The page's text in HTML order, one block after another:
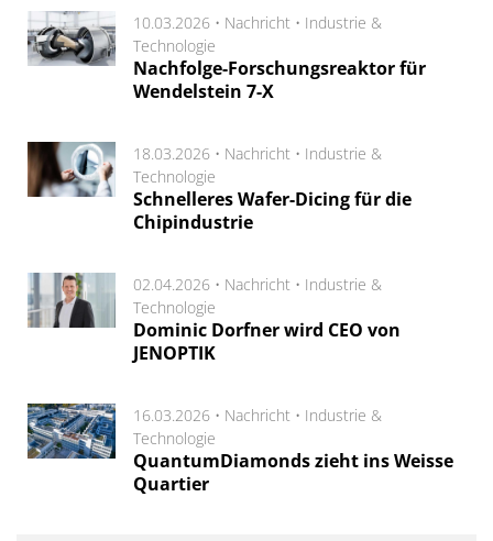
10.03.2026 • Nachricht • Industrie &
Technologie
Nachfolge-Forschungsreaktor für
Wendelstein 7-X
18.03.2026 • Nachricht • Industrie &
Technologie
Schnelleres Wafer-Dicing für die
Chipindustrie
02.04.2026 • Nachricht • Industrie &
Technologie
Dominic Dorfner wird CEO von
JENOPTIK
16.03.2026 • Nachricht • Industrie &
Technologie
QuantumDiamonds zieht ins Weisse
Quartier